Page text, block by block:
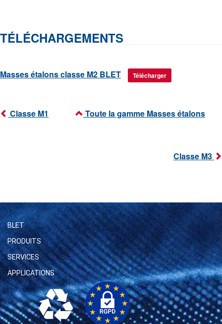
TÉLÉCHARGEMENTS
Masses étalons classe M2 BLET Télécharger
Classe M1 Toute la gamme Masses étalons
Classe M3
BLET
PRODUITS
SERVICES
APPLICATIONS